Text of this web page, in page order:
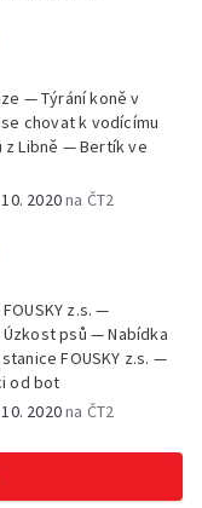
— Týrání koně v
chovat k vodícímu
Libně — Bertík ve
2020na ČT2
z.s. —
psů — Nabídka
FOUSKY z.s. —
od bot
2020na ČT2